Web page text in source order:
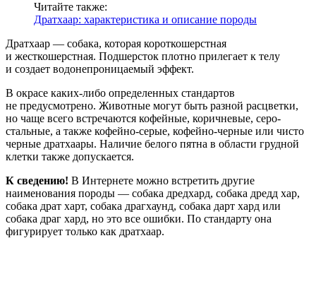
Читайте также:
Дратхаар: характеристика и описание породы
Дратхаар — собака, которая короткошерстная
и жесткошерстная. Подшерсток плотно прилегает к телу
и создает водонепроницаемый эффект.
В окрасе каких-либо определенных стандартов
не предусмотрено. Животные могут быть разной расцветки,
но чаще всего встречаются кофейные, коричневые, серо-
стальные, а также кофейно-серые, кофейно-черные или чисто
черные дратхаары. Наличие белого пятна в области грудной
клетки также допускается.
К сведению! В Интернете можно встретить другие
наименования породы — собака дредхард, собака дредд хар,
собака драт харт, собака драгхаунд, собака дарт хард или
собака драг хард, но это все ошибки. По стандарту она
фигурирует только как дратхаар.